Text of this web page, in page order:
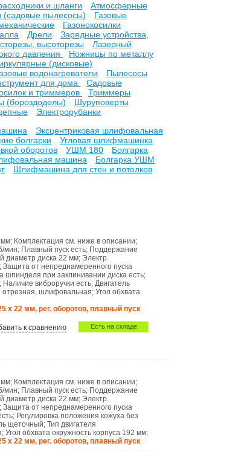
и шланги
Атмосферные
(садовые пылесосы)
Газовые
Газонокосилки
Дрели
Зарядные устройства,
высоторезы
Лазерный
давления
Ножницы по металлу
(дисковые)
водонагреватели
Пылесосы
для дома
Садовые
и триммеров
Триммеры
(бороздоделы)
Шуруповерты
Электрорубанки
Эксцентриковая шлифовальная
болгарки
Угловая шлифмашинка
оборотов УШМ 180
Болгарка
машина
Болгарка УШМ
Шлифмашина для стен и потолков
мм; Комплектация см. ниже в описании;
мин; Плавный пуск есть; Поддержание
диаметр диска 22 мм; Электр.
; Защита от непреднамеренного пуска
шпинделя при заклинивании диска есть;
; Наличие виброручки есть; Двигатель
отрезная, шлифовальная; Угол обхвата
х 22 мм, рег. оборотов, плавный пуск
Есть на складе
к сравнению
мм; Комплектация см. ниже в описании;
мин; Плавный пуск есть; Поддержание
диаметр диска 22 мм; Электр.
; Защита от непреднамеренного пуска
; Регулировка положения кожуха без
щеточный; Тип двигателя
; Угол обхвата окружность корпуса 192 мм;
х 22 мм, рег. оборотов, плавный пуск